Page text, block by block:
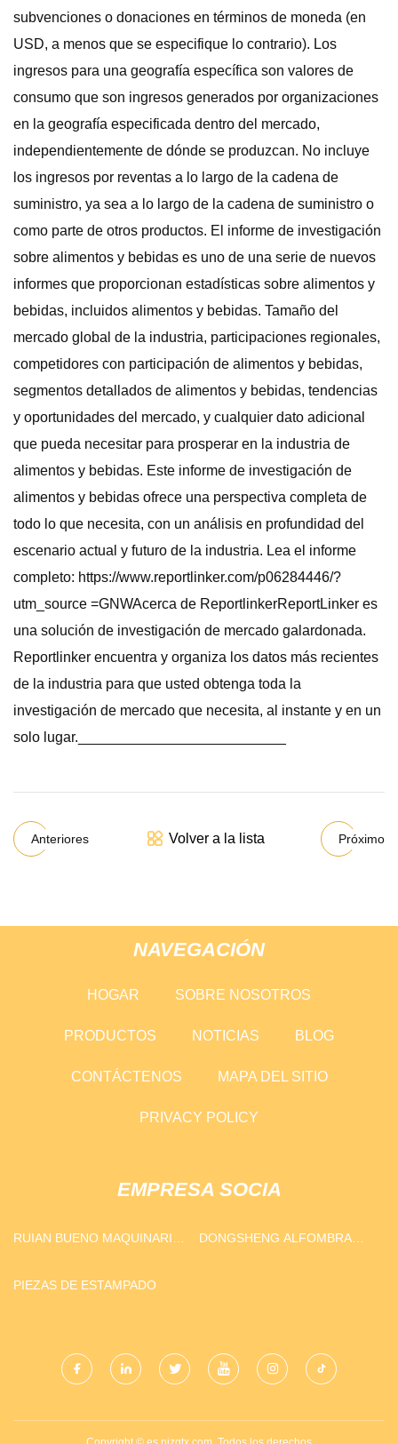
subvenciones o donaciones en términos de moneda (en
USD, a menos que se especifique lo contrario). Los
ingresos para una geografía específica son valores de
consumo que son ingresos generados por organizaciones
en la geografía especificada dentro del mercado,
independientemente de dónde se produzcan. No incluye
los ingresos por reventas a lo largo de la cadena de
suministro, ya sea a lo largo de la cadena de suministro o
como parte de otros productos. El informe de investigación
sobre alimentos y bebidas es uno de una serie de nuevos
informes que proporcionan estadísticas sobre alimentos y
bebidas, incluidos alimentos y bebidas. Tamaño del
mercado global de la industria, participaciones regionales,
competidores con participación de alimentos y bebidas,
segmentos detallados de alimentos y bebidas, tendencias
y oportunidades del mercado, y cualquier dato adicional
que pueda necesitar para prosperar en la industria de
alimentos y bebidas. Este informe de investigación de
alimentos y bebidas ofrece una perspectiva completa de
todo lo que necesita, con un análisis en profundidad del
escenario actual y futuro de la industria. Lea el informe
completo: https://www.reportlinker.com/p06284446/?
utm_source =GNWAcerca de ReportlinkerReportLinker es
una solución de investigación de mercado galardonada.
Reportlinker encuentra y organiza los datos más recientes
de la industria para que usted obtenga toda la
investigación de mercado que necesita, al instante y en un
solo lugar.__________________________
Anteriores Volver a la lista Próximo
NAVEGACIÓN
HOGAR SOBRE NOSOTROS
PRODUCTOS NOTICIAS BLOG
CONTÁCTENOS MAPA DEL SITIO
PRIVACY POLICY
EMPRESA SOCIA
RUIAN BUENO MAQUINARIA
DONGSHENG ALFOMBRA
PIEZAS DE ESTAMPADO